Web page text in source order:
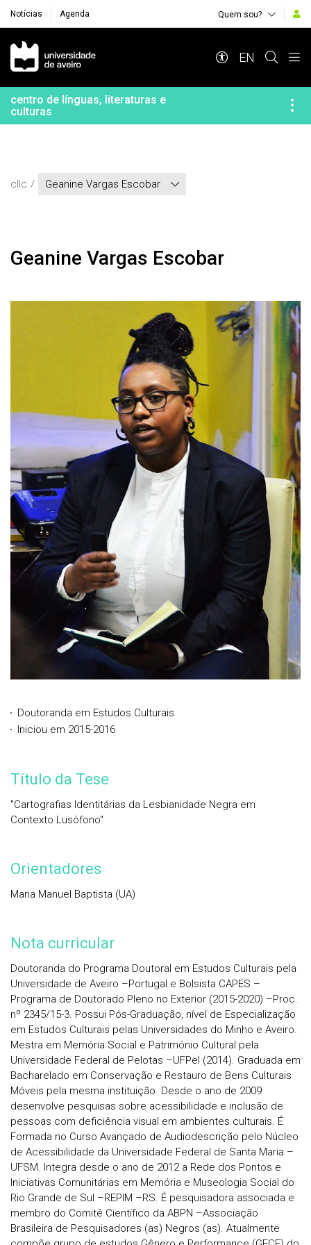
Notícias Agenda Quem sou?
Navegação Principal
EN
centro de línguas, literaturas e
culturas
cllc Geanine Vargas Escobar
Geanine Vargas Escobar
Doutoranda em Estudos Culturais
Iniciou em 2015-2016
Título da Tese
"Cartografias Identitárias da Lesbianidade Negra em
Contexto Lusófono"
Orientadores
Maria Manuel Baptista (UA)
Nota curricular
Doutoranda do Programa Doutoral em Estudos Culturais pela
Universidade de Aveiro –Portugal e Bolsista CAPES –
Programa de Doutorado Pleno no Exterior (2015-2020) –Proc.
nº 2345/15-3. Possui Pós-Graduação, nível de Especialização
em Estudos Culturais pelas Universidades do Minho e Aveiro.
Mestra em Memória Social e Património Cultural pela
Universidade Federal de Pelotas –UFPel (2014). Graduada em
Bacharelado em Conservação e Restauro de Bens Culturais
Móveis pela mesma instituição. Desde o ano de 2009
desenvolve pesquisas sobre acessibilidade e inclusão de
pessoas com deficiência visual em ambientes culturais. É
Formada no Curso Avançado de Audiodescrição pelo Núcleo
de Acessibilidade da Universidade Federal de Santa Maria –
UFSM. Integra desde o ano de 2012 a Rede dos Pontos e
Iniciativas Comunitárias em Memória e Museologia Social do
Rio Grande de Sul –REPIM –RS. É pesquisadora associada e
membro do Comitê Científico da ABPN –Associação
Brasileira de Pesquisadores (as) Negros (as). Atualmente